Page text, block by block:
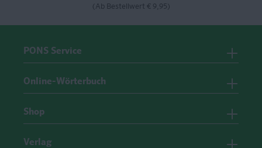
(Ab Bestellwert € 9,95)
PONS Service
Online-Wörterbuch
Shop
Verlag